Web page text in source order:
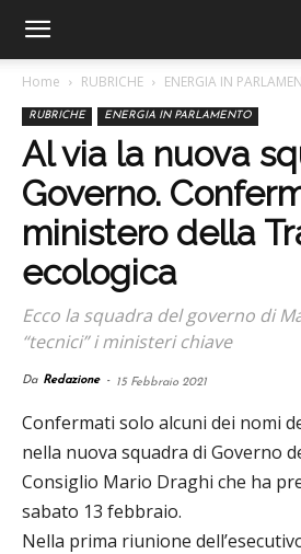
Home RUBRICHE ENERGIA IN
RUBRICHE ENERGIA IN PARLAMENTO
Al via la nuova
Governo.
ministero della
ecologica
Ecco la squadra del governo di
“tecnici” i ministeri chiave
Da Redazione - 15 Febbraio 2021
Confermati solo alcuni dei nomi
nella nuova squadra di Governo
Consiglio Mario Draghi che ha
sabato 13 febbraio.
Nella prima riunione